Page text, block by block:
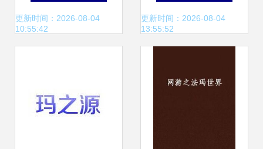
之间搭建合作桥梁
更新时间：2026-08-04
10:55:42
方资源网与婕玛网
更新时间：2026-08-04
13:55:52